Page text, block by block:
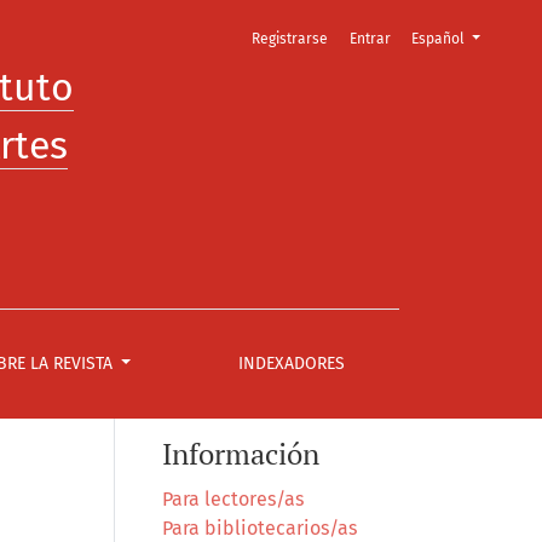
LA REVISTA INDEXADORES
Registrarse Entrar Cambiar el idioma.
Español
Información
Para lectores/as
Para bibliotecarios/as